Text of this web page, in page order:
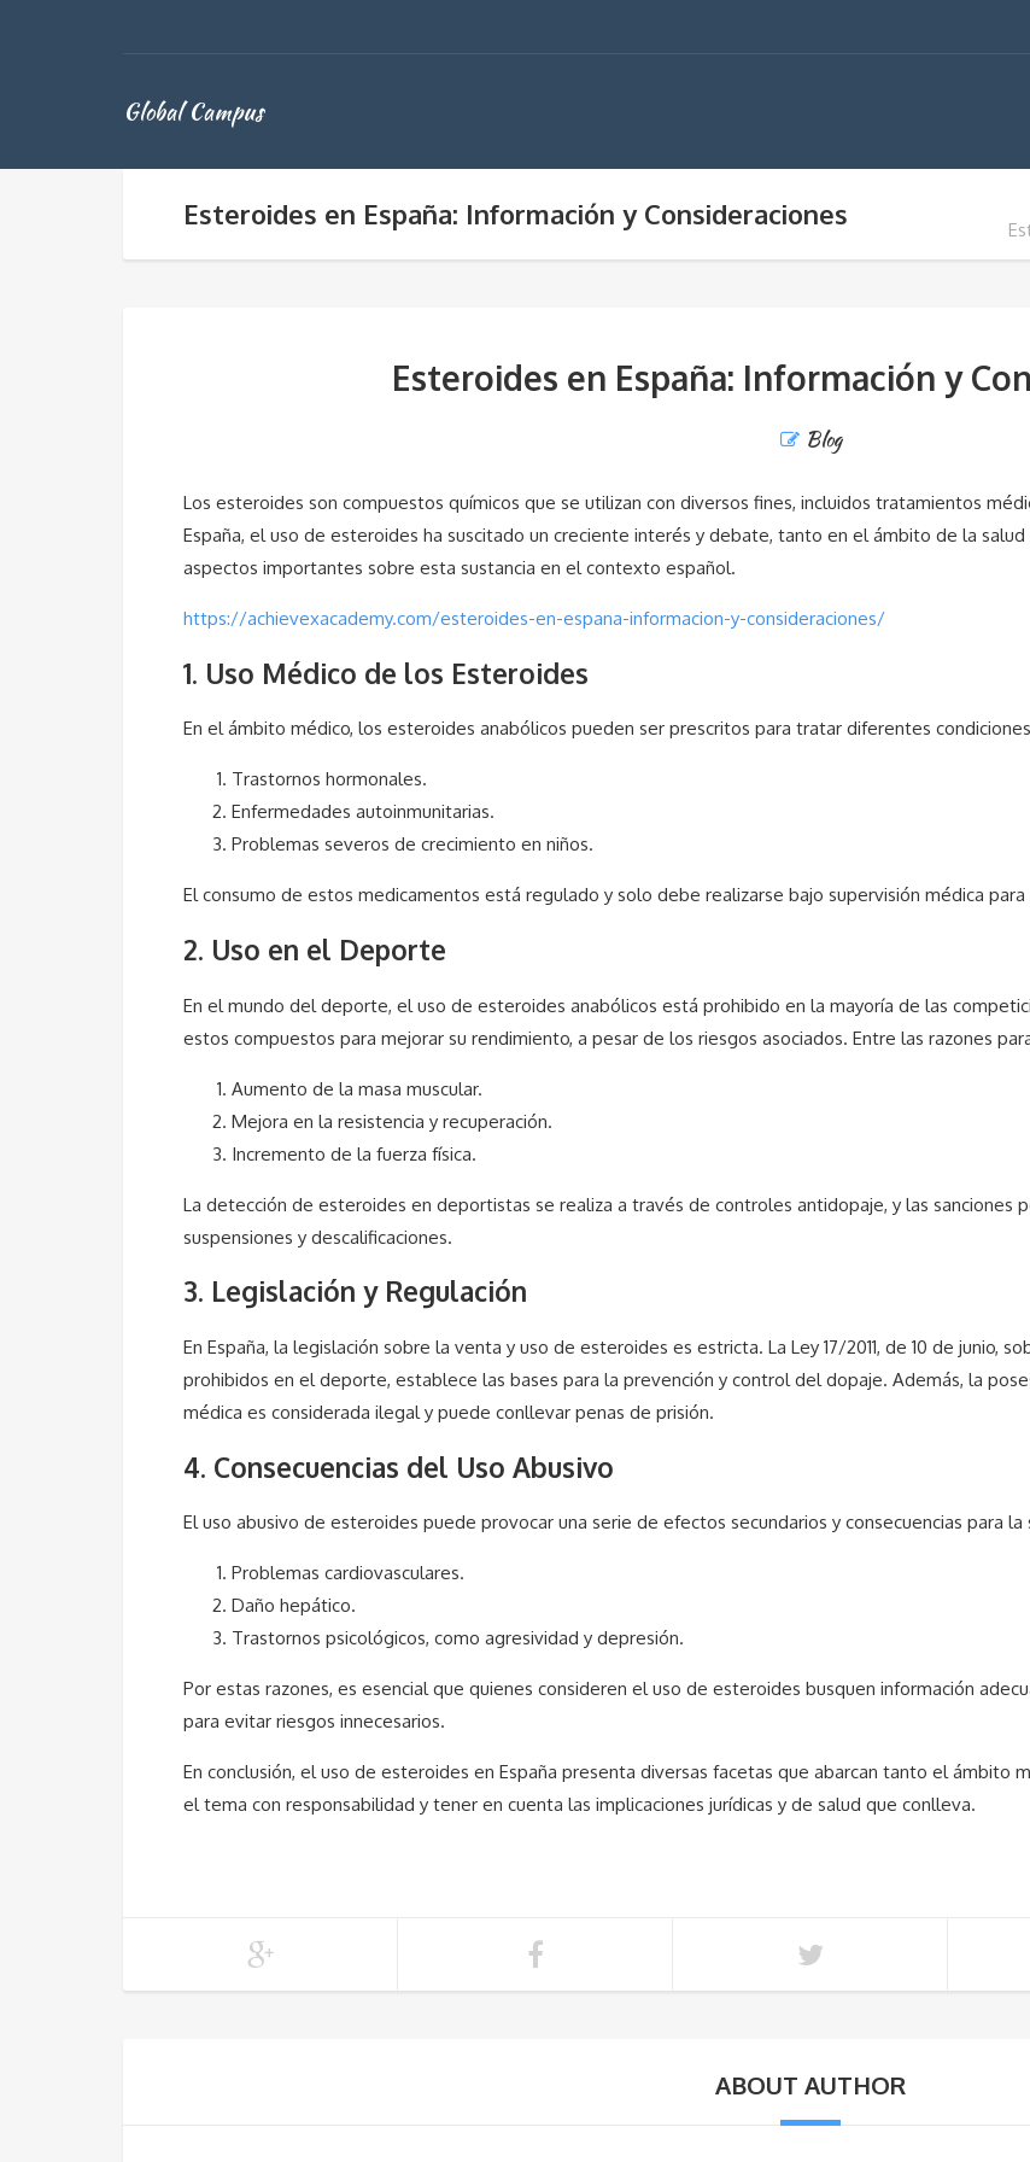
Global Campus
Esteroides en España: Información y Consideraciones
Esteroides en España: Información y
Blog
Los esteroides son compuestos químicos que se utilizan con diversos fines, incluidos tratamientos
España, el uso de esteroides ha suscitado un creciente interés y debate, tanto en el ámbito de la
aspectos importantes sobre esta sustancia en el contexto español.
https://achievexacademy.com/esteroides-en-espana-informacion-y-consideraciones/
1. Uso Médico de los Esteroides
En el ámbito médico, los esteroides anabólicos pueden ser prescritos para tratar diferentes
Trastornos hormonales.
Enfermedades autoinmunitarias.
Problemas severos de crecimiento en niños.
El consumo de estos medicamentos está regulado y solo debe realizarse bajo supervisión médica
2. Uso en el Deporte
En el mundo del deporte, el uso de esteroides anabólicos está prohibido en la mayoría de las
estos compuestos para mejorar su rendimiento, a pesar de los riesgos asociados. Entre las razones
Aumento de la masa muscular.
Mejora en la resistencia y recuperación.
Incremento de la fuerza física.
La detección de esteroides en deportistas se realiza a través de controles antidopaje, y las sanciones
suspensiones y descalificaciones.
3. Legislación y Regulación
En España, la legislación sobre la venta y uso de esteroides es estricta. La Ley 17/2011, de 10 de junio,
prohibidos en el deporte, establece las bases para la prevención y control del dopaje. Además, la
médica es considerada ilegal y puede conllevar penas de prisión.
4. Consecuencias del Uso Abusivo
El uso abusivo de esteroides puede provocar una serie de efectos secundarios y consecuencias para la
Problemas cardiovasculares.
Daño hepático.
Trastornos psicológicos, como agresividad y depresión.
Por estas razones, es esencial que quienes consideren el uso de esteroides busquen información
para evitar riesgos innecesarios.
En conclusión, el uso de esteroides en España presenta diversas facetas que abarcan tanto el
el tema con responsabilidad y tener en cuenta las implicaciones jurídicas y de salud que conlleva.
ABOUT AUTHOR